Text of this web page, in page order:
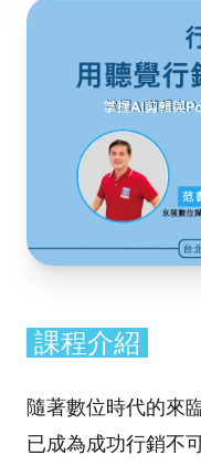
課程介紹
隨著數位時代的來
已成為成功行銷不